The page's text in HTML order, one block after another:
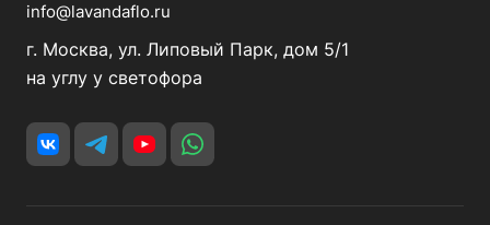
info@lavandaflo.ru
г. Москва, ул. Липовый Парк, дом 5/1
на углу у светофора